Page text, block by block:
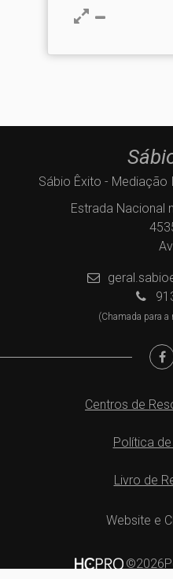
Sábio Êxito - Mediação
Estrada Nacional
(Chamada para a
Centros de
Política
Livro de
Website e
©2026